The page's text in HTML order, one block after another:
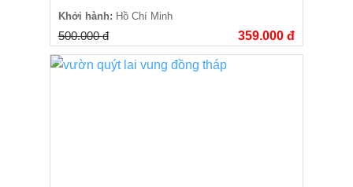
Khởi hành: Hồ Chí Minh
500.000 đ 359.000 đ